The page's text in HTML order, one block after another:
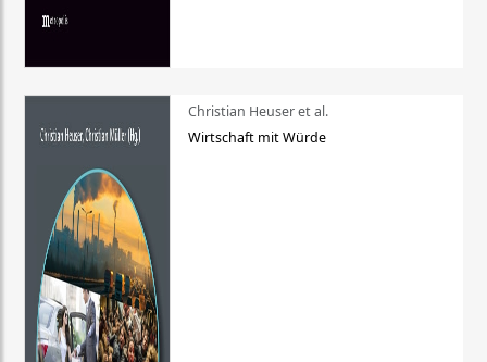
Christian Heuser et al.
Wirtschaft mit Würde